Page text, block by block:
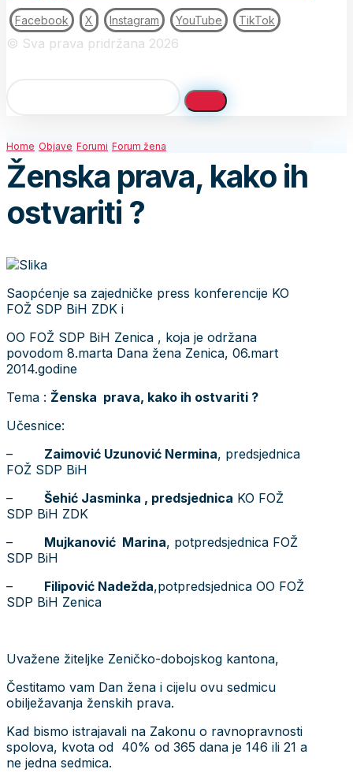
Facebook X Instagram YouTube TikTok
© Sva prava pridržana 2026
Home Objave Forumi Forum žena
Ženska prava, kako ih
ostvariti ?
Saopćenje sa zajedničke press konferencije KO
FOŽ SDP BiH ZDK i
OO FOŽ SDP BiH Zenica , koja je održana
povodom 8.marta Dana žena Zenica, 06.mart
2014.godine
Tema : Ženska prava, kako ih ostvariti ?
Učesnice:
– Zaimović Uzunović Nermina, predsjednica
FOŽ SDP BiH
– Šehić Jasminka , predsjednica KO FOŽ
SDP BiH ZDK
– Mujkanović Marina, potpredsjednica FOŽ
SDP BiH
– Filipović Nadežda,potpredsjednica OO FOŽ
SDP BiH Zenica
Uvažene žiteljke Zeničko-dobojskog kantona,
Čestitamo vam Dan žena i cijelu ovu sedmicu
obilježavanja ženskih prava.
Kad bismo istrajavali na Zakonu o ravnopravnosti
spolova, kvota od 40% od 365 dana je 146 ili 21 a
ne jedna sedmica.